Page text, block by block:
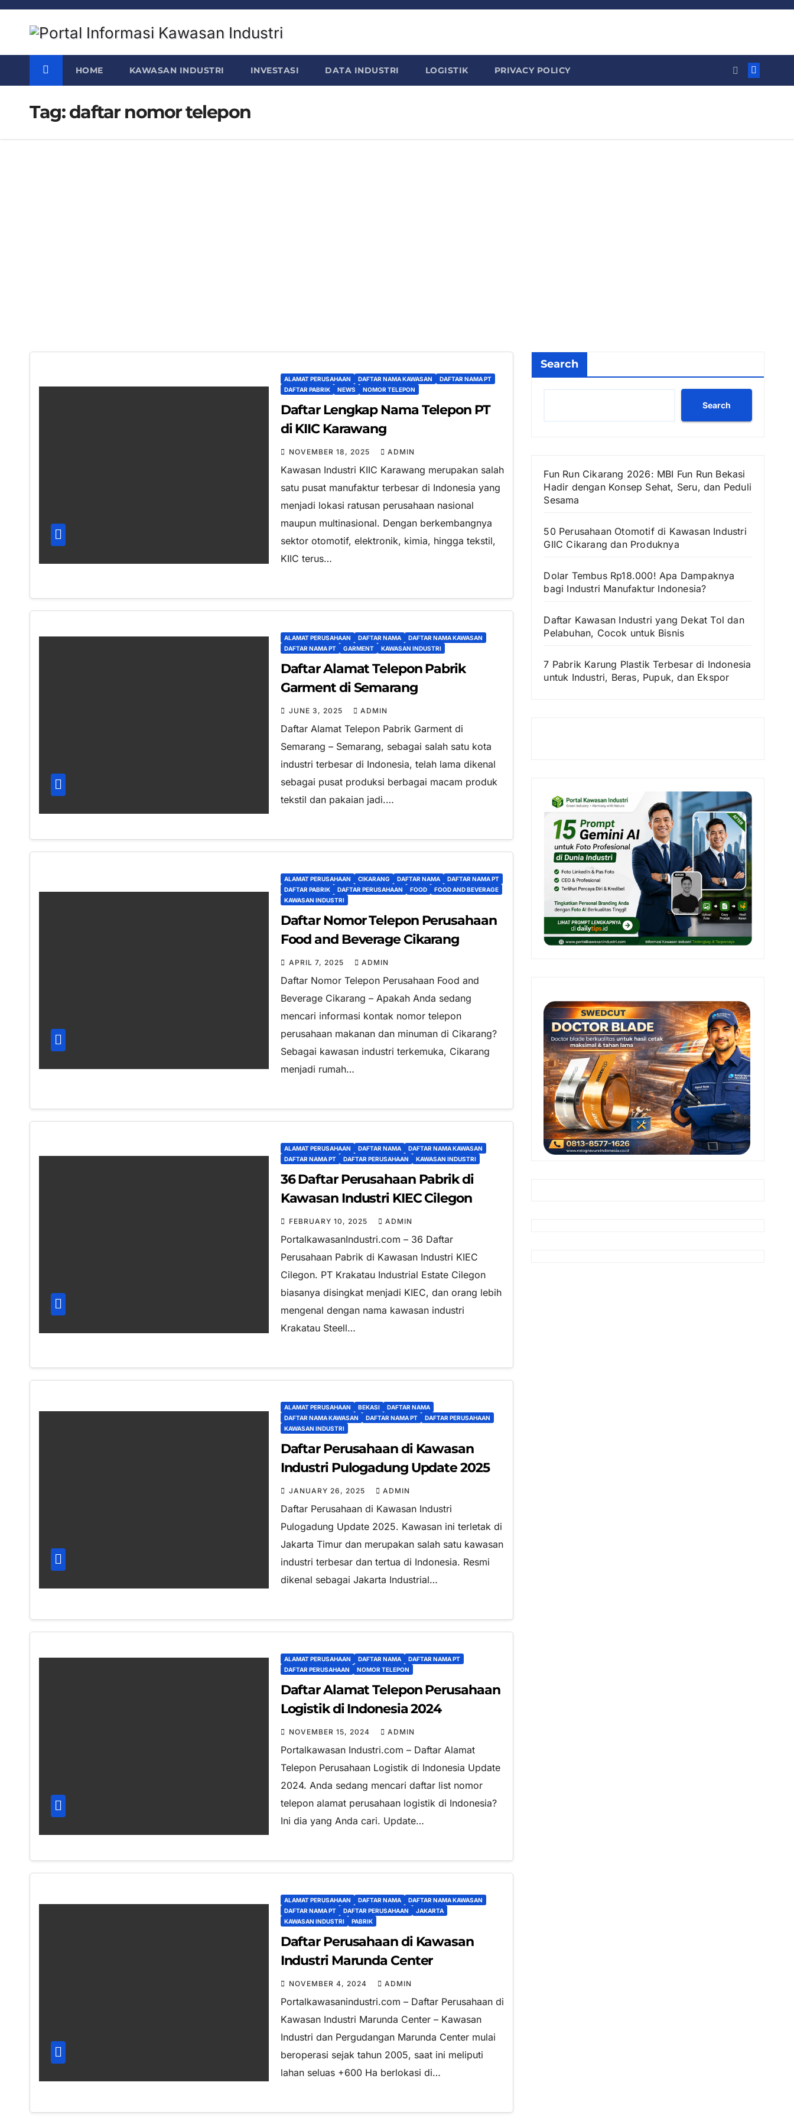
Skip
HOME KAWASAN INDUSTRI INVESTASI DATA INDUSTRI LOGISTIK PRIVACY POLICY
Tag:daftar nomor telepon
ALAMAT PERUSAHAAN DAFTAR NAMA KAWASAN
DAFTAR NAMA PT
DAFTAR PABRIK
NEWS NOMOR TELEPON
Daftar Lengkap Nama Telepon PT
di KIIC Karawang
NOVEMBER 18, 2025 ADMIN
Kawasan Industri KIIC Karawang merupakan salah
satu pusat manufaktur terbesar di Indonesia yang
menjadi lokasi ratusan perusahaan nasional
maupun multinasional. Dengan berkembangnya
sektor otomotif, elektronik, kimia, hingga tekstil,
KIIC terus…
ALAMAT PERUSAHAAN DAFTAR NAMA
DAFTAR NAMA KAWASAN
DAFTAR NAMA PT
GARMENT KAWASAN INDUSTRI
Daftar Alamat Telepon Pabrik
Garment di Semarang
JUNE 3, 2025 ADMIN
Daftar Alamat Telepon Pabrik Garment di
Semarang – Semarang, sebagai salah satu kota
industri terbesar di Indonesia, telah lama dikenal
sebagai pusat produksi berbagai macam produk
tekstil dan pakaian jadi.…
ALAMAT PERUSAHAAN CIKARANG DAFTAR NAMA
DAFTAR NAMA PT
DAFTAR PABRIK
DAFTAR PERUSAHAAN FOOD
FOOD AND BEVERAGE
KAWASAN INDUSTRI
Daftar Nomor Telepon Perusahaan
Food and Beverage Cikarang
APRIL 7, 2025 ADMIN
Daftar Nomor Telepon Perusahaan Food and
Beverage Cikarang – Apakah Anda sedang
mencari informasi kontak nomor telepon
perusahaan makanan dan minuman di Cikarang?
Sebagai kawasan industri terkemuka, Cikarang
menjadi rumah…
ALAMAT PERUSAHAAN DAFTAR NAMA
DAFTAR NAMA KAWASAN
DAFTAR NAMA PT
DAFTAR PERUSAHAAN KAWASAN INDUSTRI
36 Daftar Perusahaan Pabrik di
Kawasan Industri KIEC Cilegon
FEBRUARY 10, 2025 ADMIN
PortalkawasanIndustri.com – 36 Daftar
Perusahaan Pabrik di Kawasan Industri KIEC
Cilegon. PT Krakatau Industrial Estate Cilegon
biasanya disingkat menjadi KIEC, dan orang lebih
mengenal dengan nama kawasan industri
Krakatau Steell…
ALAMAT PERUSAHAAN BEKASI
DAFTAR NAMA
DAFTAR NAMA KAWASAN
DAFTAR NAMA PT
DAFTAR PERUSAHAAN
KAWASAN INDUSTRI
Daftar Perusahaan di Kawasan
Industri Pulogadung Update 2025
JANUARY 26, 2025 ADMIN
Daftar Perusahaan di Kawasan Industri
Pulogadung Update 2025. Kawasan ini terletak di
Jakarta Timur dan merupakan salah satu kawasan
industri terbesar dan tertua di Indonesia. Resmi
dikenal sebagai Jakarta Industrial…
ALAMAT PERUSAHAAN DAFTAR NAMA
DAFTAR NAMA PT
DAFTAR PERUSAHAAN
NOMOR TELEPON
Daftar Alamat Telepon Perusahaan
Logistik di Indonesia 2024
NOVEMBER 15, 2024 ADMIN
Portalkawasan Industri.com – Daftar Alamat
Telepon Perusahaan Logistik di Indonesia Update
2024. Anda sedang mencari daftar list nomor
telepon alamat perusahaan logistik di Indonesia?
Ini dia yang Anda cari. Update…
ALAMAT PERUSAHAAN DAFTAR NAMA
DAFTAR NAMA KAWASAN
DAFTAR NAMA PT
DAFTAR PERUSAHAAN
JAKARTA
KAWASAN INDUSTRI
PABRIK
Daftar Perusahaan di Kawasan
Industri Marunda Center
NOVEMBER 4, 2024 ADMIN
Portalkawasanindustri.com – Daftar Perusahaan di
Kawasan Industri Marunda Center – Kawasan
Industri dan Pergudangan Marunda Center mulai
beroperasi sejak tahun 2005, saat ini meliputi
lahan seluas +600 Ha berlokasi di…
Search
Search
Fun Run Cikarang 2026: MBI Fun Run Bekasi
Hadir dengan Konsep Sehat, Seru, dan Peduli
Sesama
50 Perusahaan Otomotif di Kawasan Industri
GIIC Cikarang dan Produknya
Dolar Tembus Rp18.000! Apa Dampaknya
bagi Industri Manufaktur Indonesia?
Daftar Kawasan Industri yang Dekat Tol dan
Pelabuhan, Cocok untuk Bisnis
7 Pabrik Karung Plastik Terbesar di Indonesia
untuk Industri, Beras, Pupuk, dan Ekspor